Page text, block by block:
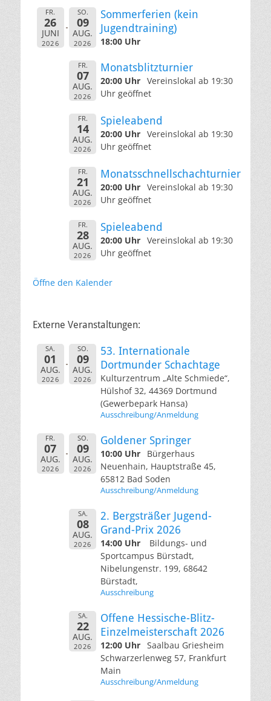
FR.
26
JUNI
2026
SO.
09
AUG.
2026
Sommerferien (kein
Jugendtraining)
18:00 Uhr
FR.
07
AUG.
2026
Monatsblitzturnier
20:00 Uhr Vereinslokal ab 19:30
Uhr geöffnet
FR.
14
AUG.
2026
Spieleabend
20:00 Uhr Vereinslokal ab 19:30
Uhr geöffnet
FR.
21
AUG.
2026
Monatsschnellschachturnier
20:00 Uhr Vereinslokal ab 19:30
Uhr geöffnet
FR.
28
AUG.
2026
Spieleabend
20:00 Uhr Vereinslokal ab 19:30
Uhr geöffnet
Öffne den Kalender
Externe Veranstaltungen:
SA.
01
AUG.
2026
SO.
09
AUG.
2026
53. Internationale
Dortmunder Schachtage
Kulturzentrum „Alte Schmiede“,
Hülshof 32, 44369 Dortmund
(Gewerbepark Hansa)
Ausschreibung/Anmeldung
FR.
07
AUG.
2026
SO.
09
AUG.
2026
Goldener Springer
10:00 Uhr
Bürgerhaus
Neuenhain, Hauptstraße 45,
65812 Bad Soden
Ausschreibung/Anmeldung
SA.
08
AUG.
2026
2. Bergsträßer Jugend-
Grand-Prix 2026
14:00 Uhr
Bildungs- und
Sportcampus Bürstadt,
Nibelungenstr. 199, 68642
Bürstadt,
Ausschreibung
SA.
22
AUG.
2026
Offene Hessische-Blitz-
Einzelmeisterschaft 2026
12:00 Uhr Saalbau Griesheim
Schwarzerlenweg 57, Frankfurt
Main
Ausschreibung/Anmeldung